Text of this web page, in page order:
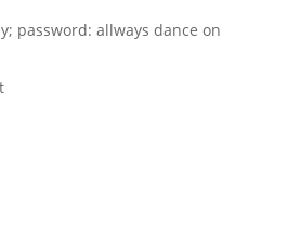
password: allways dance on